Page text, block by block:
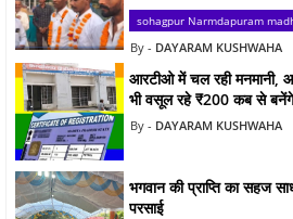
sohagpur Narmdapuram
DAYARAM KUSHWAHA
आरटीओ में चल रही मनमानी,
भी वसूल रहे ₹200 कब से बनेंगे
DAYARAM KUSHWAHA
भगवान की प्राप्ति का सहज
परसाई